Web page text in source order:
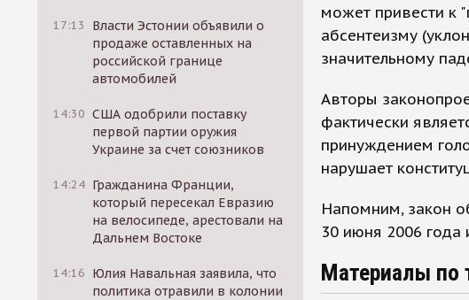
17:13
Власти Эстонии объявили о
продаже оставленных на
российской границе
автомобилей
14:30 США одобрили поставку
первой партии оружия
Украине за счет союзников
14:24 Гражданина Франции,
который пересекал Евразию
на велосипеде, арестовали на
Дальнем Востоке
14:16 Юлия Навальная заявила, что
политика отравили в колонии
может привести к
абсентеизму
значительному
Авторы
фактически
принуждением
нарушает
Напомним, закон
30 июня 2006 года
Материалы по